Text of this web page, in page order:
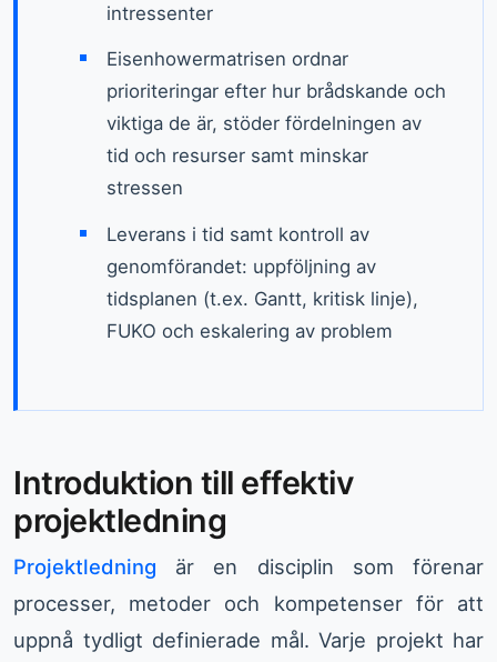
intressenter
Eisenhowermatrisen ordnar
prioriteringar efter hur brådskande och
viktiga de är, stöder fördelningen av
tid och resurser samt minskar
stressen
Leverans i tid samt kontroll av
genomförandet: uppföljning av
tidsplanen (t.ex. Gantt, kritisk linje),
FUKO och eskalering av problem
Introduktion till effektiv
projektledning
Projektledning är en disciplin som förenar
processer, metoder och kompetenser för att
uppnå tydligt definierade mål. Varje projekt har